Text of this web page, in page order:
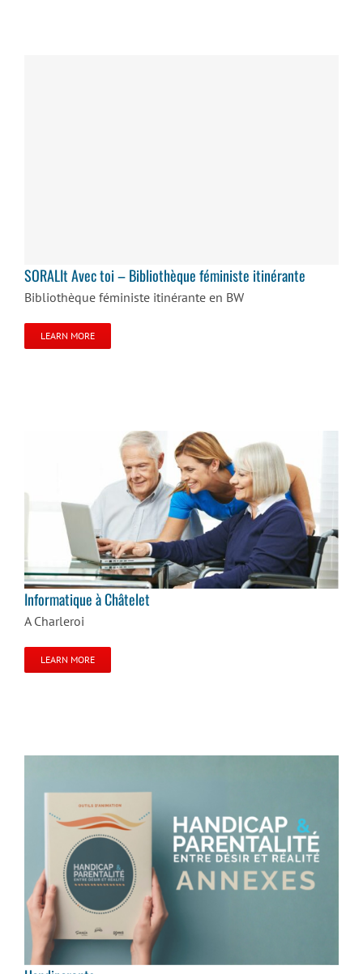
SORALIt Avec toi – Bibliothèque féministe itinérante
Bibliothèque féministe itinérante en BW
LEARN MORE
Informatique à Châtelet
Informatique à Châtelet
A Charleroi
LEARN MORE
Handiparents